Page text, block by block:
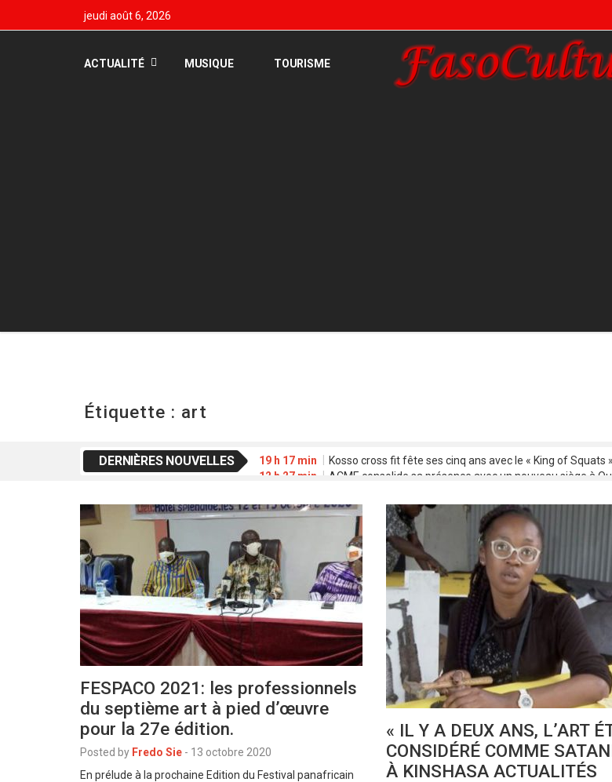
jeudi août 6, 2026
ACTUALITÉ MUSIQUE TOURISME
Étiquette : art
DERNIÈRES NOUVELLES 19 h 17 min
Kosso cross fit fête ses cinq ans avec le « King of Squats »
12 h 27 min
ACME consolide sa présence avec un nouveau siège à
16 h 42 min
FESPACO 2025 : Le Tchad confirme sa participation au
Déclaration des œuvres et répartition des droits : les
FESPACO 2021: les professionnels
du septième art à pied d’œuvre
pour la 27e édition.
Posted by Fredo Sie - 13 octobre 2020
En prélude à la prochaine Edition du Festival panafricain
« IL Y A DEUX ANS, L’ART
CONSIDÉRÉ COMME
À KINSHASA ACTUALITÉS